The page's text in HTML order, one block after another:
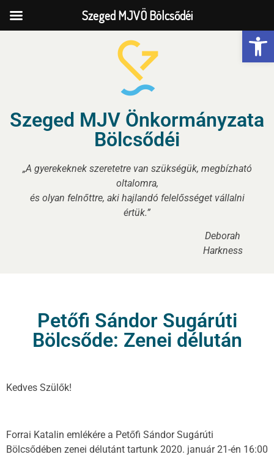
Szeged MJV Önkormányzata
Bölcsődéi
„A gyerekeknek szeretetre van szükségük, megbízható
oltalomra,
és olyan felnőttre, aki hajlandó felelősséget vállalni
értük.”
Deborah
Harkness
Petőfi Sándor Sugárúti
Bölcsőde: Zenei délután
Kedves Szülők!
Forrai Katalin emlékére a Petőfi Sándor Sugárúti
Bölcsődében zenei délutánt tartunk 2020. január 21-én 16:00
Szeged MJVÖ Bölcsődéi